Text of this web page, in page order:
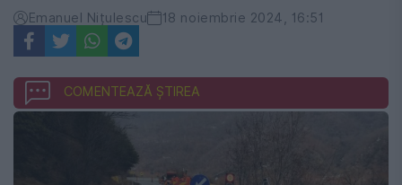
Emanuel Nițulescu 18 noiembrie 2024, 16:51
COMENTEAZĂ ȘTIREA